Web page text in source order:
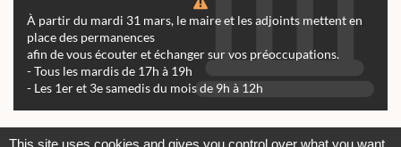
À partir du mardi 31 mars, le maire et les adjoints mettent en
place des permanences
afin de vous écouter et échanger sur vos préoccupations.
- Tous les mardis de 17h à 19h
- Les 1er et 3e samedis du mois de 9h à 12h
This site uses cookies and gives you control over what you want